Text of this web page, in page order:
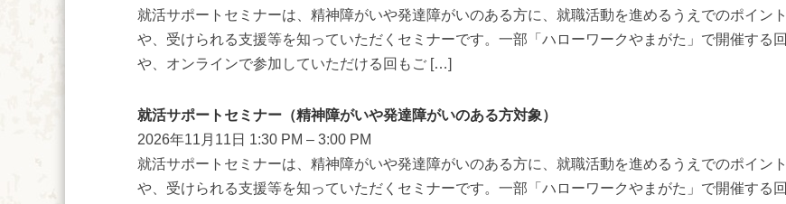
就活サポートセミナーは、精神障がいや発達障がいのある方に、就職活動を進めるうえでのポイント
や、受けられる支援等を知っていただくセミナーです。一部「ハローワークやまがた」で開催する回
や、オンラインで参加していただける回もご […]
就活サポートセミナー（精神障がいや発達障がいのある方対象）
2026年11月11日 1:30 PM – 3:00 PM
就活サポートセミナーは、精神障がいや発達障がいのある方に、就職活動を進めるうえでのポイント
や、受けられる支援等を知っていただくセミナーです。一部「ハローワークやまがた」で開催する回